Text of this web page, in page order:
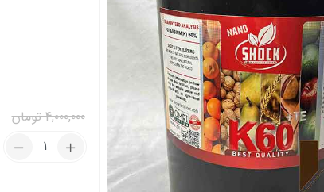
4,000,000 تومان
کود
پتاس